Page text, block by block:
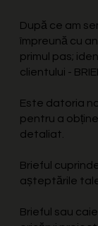
După ce am
împreună cu
primul pas;
clientului -
Este datoria
pentru a
detaliat.
Brieful
așteptările
Brieful sau